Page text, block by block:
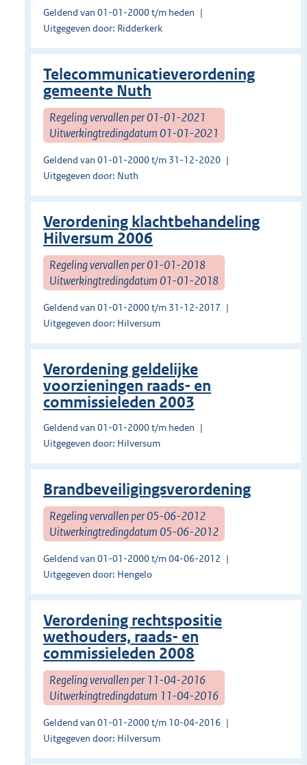
Geldend van 01-01-2000 t/m heden
Uitgegeven door: Ridderkerk
Telecommunicatieverordening
gemeente Nuth
Regeling vervallen per 01-01-2021
Uitwerkingtredingdatum 01-01-2021
Geldend van 01-01-2000 t/m 31-12-2020
Uitgegeven door: Nuth
Verordening klachtbehandeling
Hilversum 2006
Regeling vervallen per 01-01-2018
Uitwerkingtredingdatum 01-01-2018
Geldend van 01-01-2000 t/m 31-12-2017
Uitgegeven door: Hilversum
Verordening geldelijke
voorzieningen raads- en
commissieleden 2003
Geldend van 01-01-2000 t/m heden
Uitgegeven door: Hilversum
Brandbeveiligingsverordening
Regeling vervallen per 05-06-2012
Uitwerkingtredingdatum 05-06-2012
Geldend van 01-01-2000 t/m 04-06-2012
Uitgegeven door: Hengelo
Verordening rechtspositie
wethouders, raads- en
commissieleden 2008
Regeling vervallen per 11-04-2016
Uitwerkingtredingdatum 11-04-2016
Geldend van 01-01-2000 t/m 10-04-2016
Uitgegeven door: Hilversum